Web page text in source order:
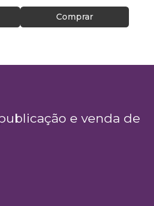
Comprar
e venda de